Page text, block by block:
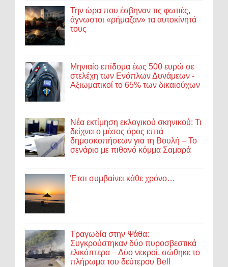
Την ώρα που έσβηναν τις φωτιές,
άγνωστοι «ρήμαζαν» τα αυτοκίνητά
τους
Μηνιαίο επίδομα έως 500 ευρώ σε
στελέχη των Ενόπλων Δυνάμεων -
Αξιωματικοί το 65% των δικαιούχων
Νέα εκτίμηση εκλογικού σκηνικού: Τι
δείχνει ο μέσος όρος επτά
δημοσκοπήσεων για τη Βουλή – Το
σενάριο με πιθανό κόμμα Σαμαρά
Έτσι συμβαίνει κάθε χρόνο…
Τραγωδία στην Ψάθα:
Συγκρούστηκαν δύο πυροσβεστικά
ελικόπτερα – Δύο νεκροί, σώθηκε το
πλήρωμα του δεύτερου Bell